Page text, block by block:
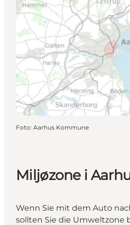
Foto: Aarhus Kommune
Miljøzone i
Wenn Sie mit dem Auto
sollten Sie die Umweltzone